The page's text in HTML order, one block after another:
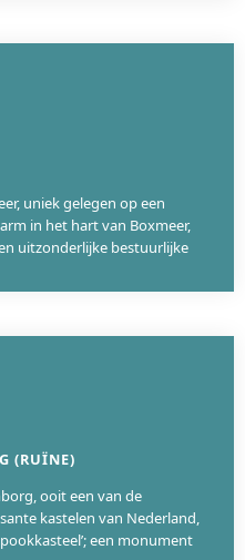
uniek gelegen op een
in het hart van Boxmeer,
uitzonderlijke bestuurlijke
(RUÏNE)
ooit een van de
kastelen van Nederland,
een monument